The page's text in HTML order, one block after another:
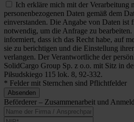
Ich erkläre mich mit der Verarbeitung
personenbezogenen Daten gemäß dem
einverstanden. Die Angabe von Daten ist
notwendig, um die Anfrage zu
informiert, dass ich das Recht habe, auf
sie zu berichtigen und die Einstellung
verlangen. Der Verantwortliche der
SolidCargo Group Sp. z o.o. mit Sitz in
Piłsudskiego 115 lok. 8, 92-332.
* Felder mit Sternchen sind Pflichtfelder
Absenden
Beförderer – Zusammenarbeit und